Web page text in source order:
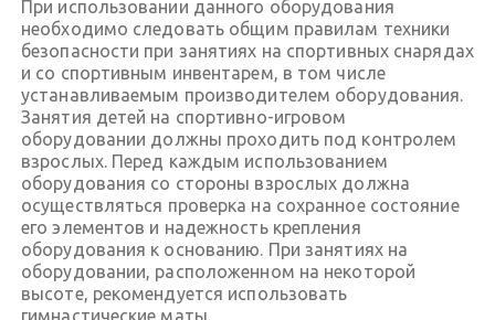
При использовании данного оборудования
необходимо следовать общим правилам техники
безопасности при занятиях на спортивных снарядах
и со спортивным инвентарем, в том числе
устанавливаемым производителем оборудования.
Занятия детей на спортивно-игровом
оборудовании должны проходить под контролем
взрослых. Перед каждым использованием
оборудования со стороны взрослых должна
осуществляться проверка на сохранное состояние
его элементов и надежность крепления
оборудования к основанию. При занятиях на
оборудовании, расположенном на некоторой
высоте, рекомендуется использовать
гимнастические маты.